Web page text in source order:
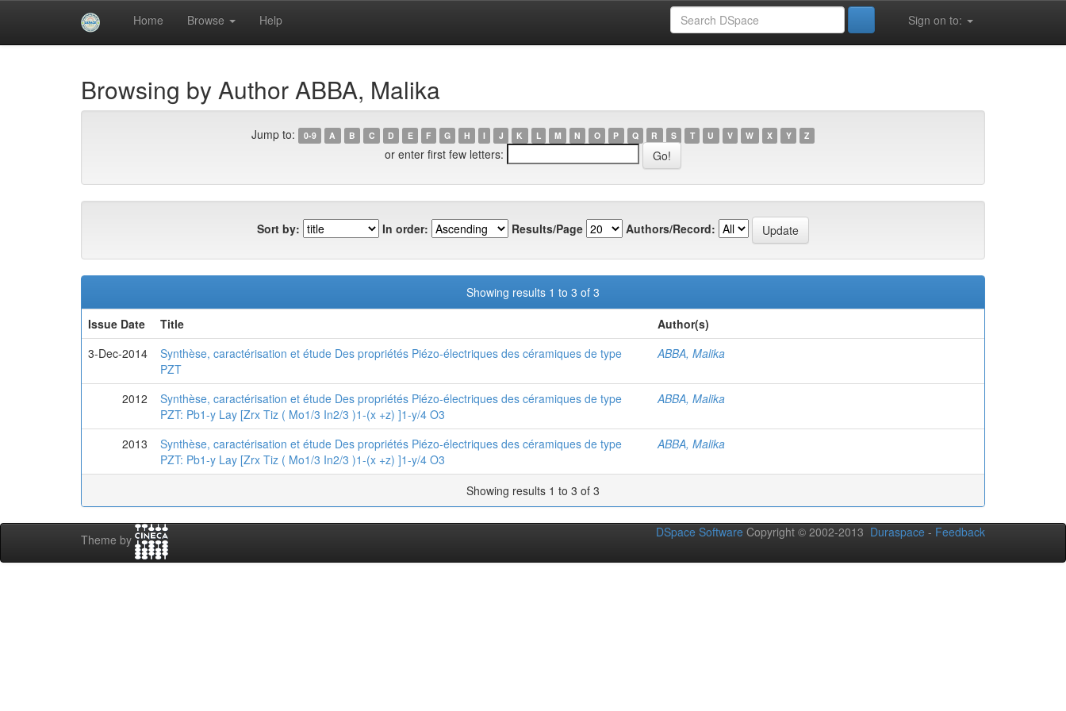
Home Browse Help Sign on to:
University of Biskra Repository
Browsing by Author ABBA, Malika
Jump to: 0-9 A B C D E F G H I J K L M N O P Q R S T U V W X Y Z
or enter first few letters:
Sort by: In order: Results/Page Authors/Record:
Showing results 1 to 3 of 3
Issue Date
Title
Author(s)
3-Dec-2014
Synthèse, caractérisation et étude Des propriétés Piézo-électriques des céramiques de type
PZT
ABBA, Malika
2012
Synthèse, caractérisation et étude Des propriétés Piézo-électriques des céramiques de type
PZT: Pb1-y Lay [Zrx Tiz ( Mo1/3 In2/3 )1-(x +z) ]1-y/4 O3
ABBA, Malika
2013
Synthèse, caractérisation et étude Des propriétés Piézo-électriques des céramiques de type
PZT: Pb1-y Lay [Zrx Tiz ( Mo1/3 In2/3 )1-(x +z) ]1-y/4 O3
ABBA, Malika
Showing results 1 to 3 of 3
Theme by
DSpace Software Copyright © 2002-2013 Duraspace - Feedback